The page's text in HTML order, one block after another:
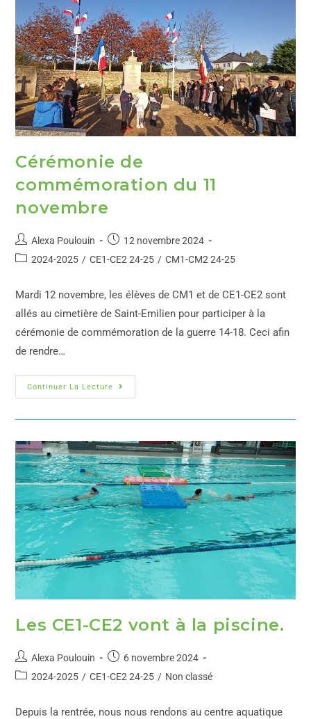
Cérémonie de
commémoration du 11
novembre
Alexa Poulouin
12 novembre 2024
2024-2025 / CE1-CE2 24-25 / CM1-CM2 24-25
Mardi 12 novembre, les élèves de CM1 et de CE1-CE2 sont
allés au cimetière de Saint-Emilien pour participer à la
cérémonie de commémoration de la guerre 14-18. Ceci afin
de rendre…
Continuer La Lecture
Les CE1-CE2 vont à la piscine.
Alexa Poulouin
6 novembre 2024
2024-2025 / CE1-CE2 24-25 / Non classé
Depuis la rentrée, nous nous rendons au centre aquatique